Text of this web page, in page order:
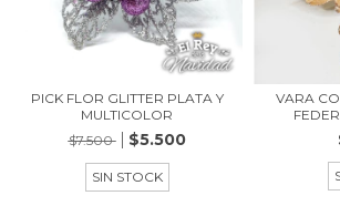
PICK FLOR GLITTER PLATA Y
MULTICOLOR
$7.500
$5.500
SIN STOCK
VARA